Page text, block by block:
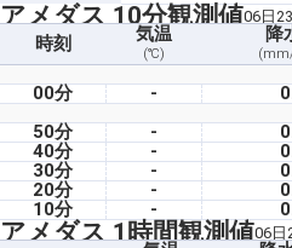
アメダス 10分観測値06日
時刻 気温
(℃)
降
00分
-
50分
-
40分
-
30分
-
20分
-
10分
-
アメダス 1時間観測値06日